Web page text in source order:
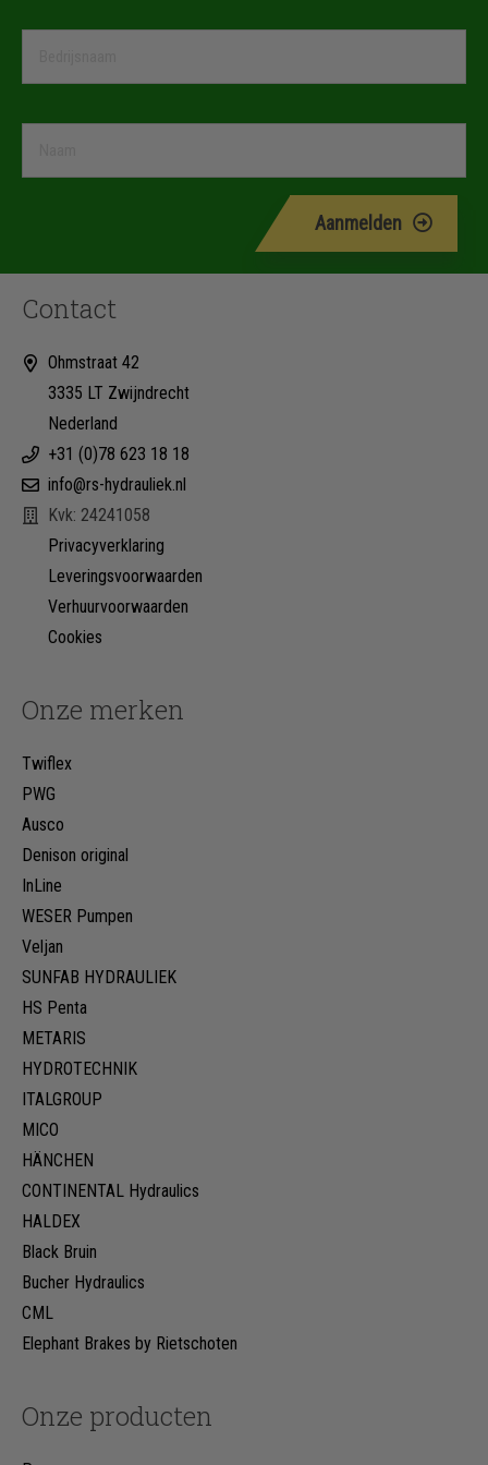
Aanmelden
Onze merken
Twiflex
PWG
Ausco
Denison original
InLine
WESER Pumpen
Veljan
SUNFAB HYDRAULIEK
HS Penta
METARIS
HYDROTECHNIK
ITALGROUP
MICO
HÄNCHEN
CONTINENTAL Hydraulics
HALDEX
Black Bruin
Bucher Hydraulics
CML
Elephant Brakes by Rietschoten
Onze producten
Contact
Ohmstraat 42
3335 LT Zwijndrecht
Nederland
+31 (0)78 623 18 18
info@rs-hydrauliek.nl
Kvk: 24241058
Privacyverklaring
Leveringsvoorwaarden
Verhuurvoorwaarden
Cookies